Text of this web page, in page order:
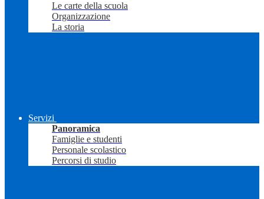
Le carte della scuola
Organizzazione
La storia
Servizi
Panoramica
Famiglie e studenti
Personale scolastico
Percorsi di studio